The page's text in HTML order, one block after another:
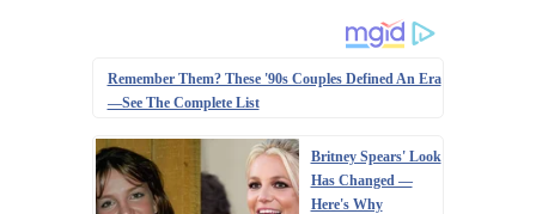
Remember Them? These '90s Couples Defined An Era
—See The Complete List
Britney Spears' Look
Has Changed —
Here's Why